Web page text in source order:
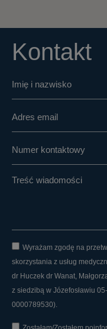
Kontakt
Wyrażam zgodę na
skorzystania z usług
dr Huczek dr Wanat,
z siedzibą w Józefosławiu
0000789530).